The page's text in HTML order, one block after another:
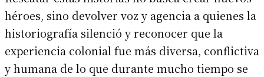
héroes, sino devolver voz y agencia a quienes la
historiografía silenció y reconocer que la
experiencia colonial fue más diversa, conflictiva
y humana de lo que durante mucho tiempo se